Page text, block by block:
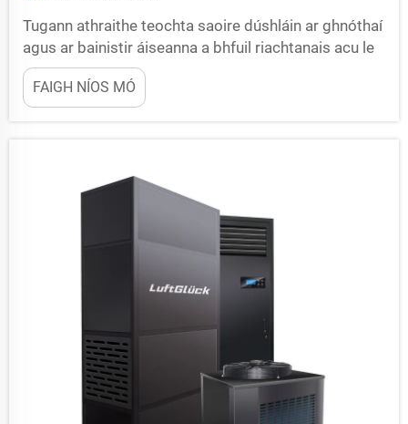
Tugann athraithe teochta saoire dúshláin ar ghnóthaí
agus ar bainistir áiseanna a bhfuil riachtanais acu le
réitigh shuíomhacha, costas-éifeachtacha um rialú
an aimsire. Mar a mhéadaíonn teocht an tsamhraidh
nó mar a thagann tréimhsí teasa neamhthortha i
FAIGH NÍOS MÓ